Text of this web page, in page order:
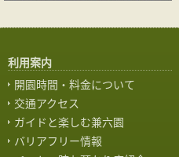
利用案内
開園時間・料金について
交通アクセス
ガイドと楽しむ兼六園
バリアフリー情報